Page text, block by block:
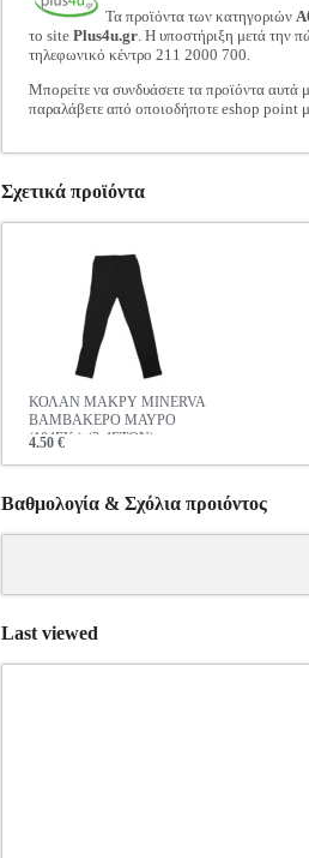
Τα προϊόντα των κατηγοριών
το site Plus4u.gr. Η υποστήριξη μετά την
τηλεφωνικό κέντρο 211 2000 700.
Μπορείτε να συνδυάσετε τα προϊόντα αυτά
παραλάβετε από οποιοδήποτε eshop point
Σχετικά προϊόντα
ΚΟΛΑΝ ΜΑΚΡΥ MINERVA
ΒΑΜΒΑΚΕΡΟ ΜΑΥΡΟ
(104ΕΚ.)-(3-4ΕΤΩΝ)
4.50 €
Βαθμολογία & Σχόλια προιόντος
Last viewed